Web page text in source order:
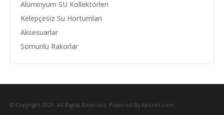
Alüminyum SU Kollektörleri
Kelepçesiz Su Hortumları
Aksesuarlar
Somunlu Rakorlar
© Copyright 2021. All Rights Reserved. Powered By Kavinet.com